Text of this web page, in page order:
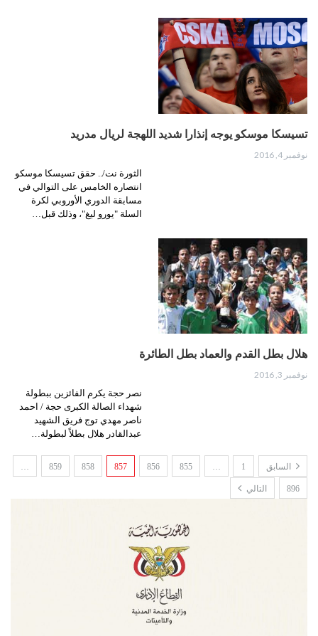
تسيسكا موسكو يوجه إنذارا شديد اللهجة لريال مدريد
نوفمبر 4, 2016
الثورة نت/.. حقق تسيسكا موسكو
انتصاره الخامس على التوالي في
مسابقة الدوري الأوروبي لكرة
السلة "يورو ليغ"، وذلك قبل…
هلال بطل القدم والعماد بطل الطائرة
نوفمبر 3, 2016
نصر حجة يكرم الفائزين ببطولة
شهداء الصالة الكبرى حجة / احمد
ناصر مهدي توج فريق الشهيد
عبدالقادر هلال بطلاً لبطولة…
السابق 1
…
855
856
857
858
859
…
896 التالي